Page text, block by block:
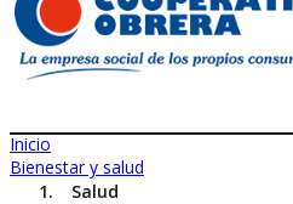
Inicio
Bienestar y salud
Salud